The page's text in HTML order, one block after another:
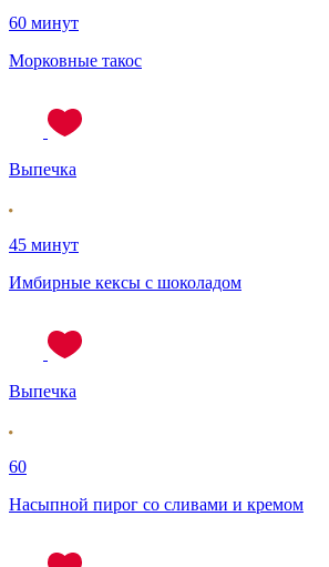
60 минут
Морковные такос
Выпечка
45 минут
Имбирные кексы с шоколадом
Выпечка
60
Насыпной пирог со сливами и кремом